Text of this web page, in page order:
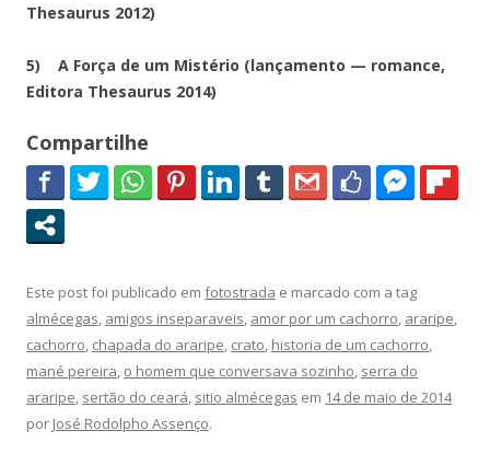
Thesaurus 2012)
5) A Força de um Mistério (lançamento — romance,
Editora Thesaurus 2014)
Compartilhe
Este post foi publicado em fotostrada e marcado com a tag
almécegas, amigos inseparaveis, amor por um cachorro, araripe,
cachorro, chapada do araripe, crato, historia de um cachorro,
mané pereira, o homem que conversava sozinho, serra do
araripe, sertão do ceará, sitio almécegas em 14 de maio de 2014
por José Rodolpho Assenço.